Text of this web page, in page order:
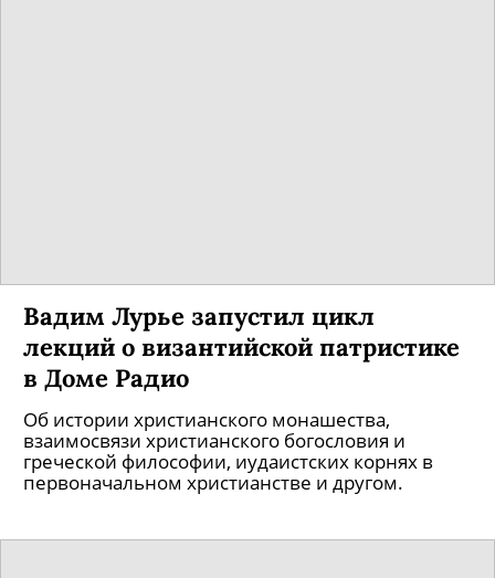
Вадим Лурье запустил цикл
лекций о византийской патристике
в Доме Радио
Об истории христианского монашества,
взаимосвязи христианского богословия и
греческой философии, иудаистских корнях в
первоначальном христианстве и другом.